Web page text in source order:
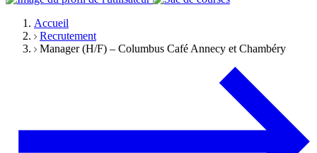
Accueil
Recrutement
Manager (H/F) – Columbus Café Annecy et Chambéry